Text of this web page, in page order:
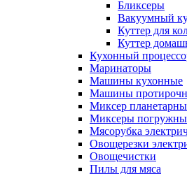
Бликсеры
Вакуумный
Куттер для
Куттер
Кухонный
Маринаторы
Машины кухонные
Машины
Миксер
Миксеры
Мясорубка
Овощерезки
Овощечистки
Пилы для мяса